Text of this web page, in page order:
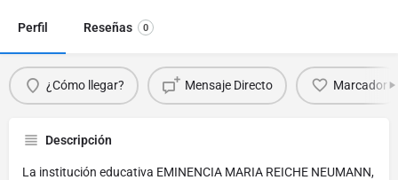
Perfil Reseñas 0
¿Cómo llegar? Mensaje Directo Marcador
Descripción
La institución educativa EMINENCIA MARIA REICHE NEUMANN,